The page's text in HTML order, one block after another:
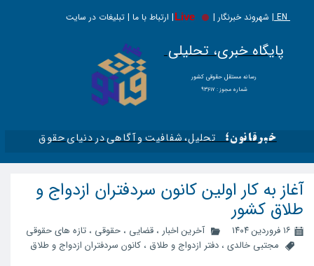
EN | شهروند خبرنگار | | ارتباط با ما | تبلیغات در سایت
Live
پایگاه خبری، تحلیلی
​​​​رسانه مستقل حقوقی کشور
شماره مجوز : ۹۳۶۱۷
خبرقانون؛ تحلیل، شفافیت و آگاهی در دنیای حقوق​​​​​​​
آغاز به کار اولین کانون سردفتران ازدواج و
طلاق کشور
۱۶ فروردین ۱۴۰۴ آخرین اخبار ، قضایی ، حقوقی ، تازه های حقوقی
مجتبی خالدی ، دفتر ازدواج و طلاق ، کانون سردفتران ازدواج و طلاق